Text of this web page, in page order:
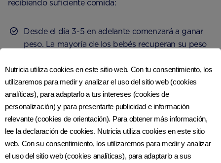
recibiendo suficiente comida:
Desde el día 3-5 en adelante comenzará a ganar
peso. La mayoría de los bebés recuperan su peso
Desde el día 4 y durante las primeras semanas, sus
heces son amarillas y bastante líquidas. Deben
pasar al menos dos al día.
Produce al menos seis pañales húmedos cada 24
horas, desde el día 5 en adelante
Nutricia utiliza cookies en este sitio web. Con tu consentimiento, los
utilizaremos para medir y analizar el uso del sitio web (cookies
analíticas), para adaptarlo a tus intereses (cookies de
personalización) y para presentarte publicidad e información
relevante (cookies de orientación). Para obtener más información,
lee la declaración de cookies. Nutricia utiliza cookies en este sitio
web. Con su consentimiento, los utilizaremos para medir y analizar
el uso del sitio web (cookies analíticas), para adaptarlo a sus